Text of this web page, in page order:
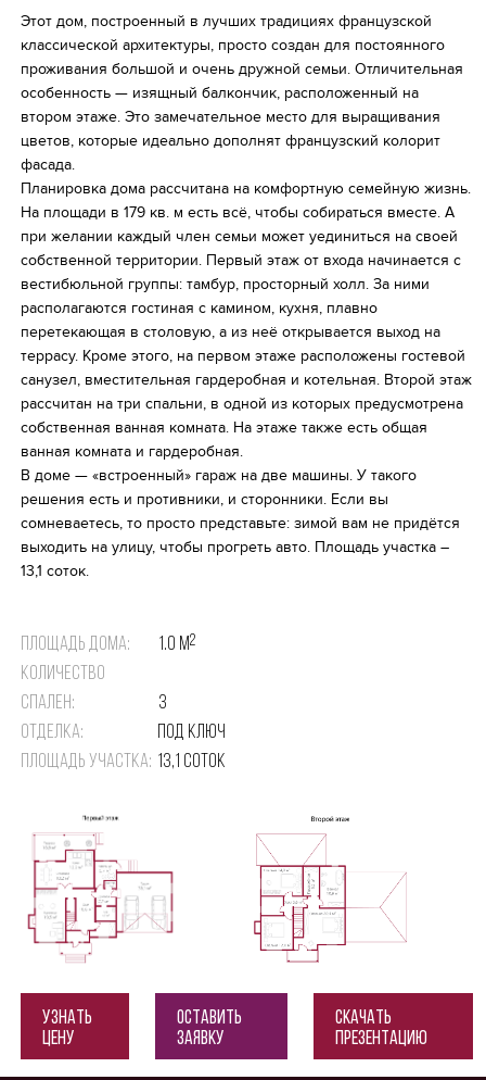
Избранное
Этот дом, построенный в лучших традициях французской
классической архитектуры, просто создан для постоянного
проживания большой и очень дружной семьи. Отличительная
особенность — изящный балкончик, расположенный на
втором этаже. Это замечательное место для выращивания
цветов, которые идеально дополнят французский колорит
фасада.
Планировка дома рассчитана на комфортную семейную жизнь.
На площади в 179 кв. м есть всё, чтобы собираться вместе. А
при желании каждый член семьи может уединиться на своей
собственной территории. Первый этаж от входа начинается с
вестибюльной группы: тамбур, просторный холл. За ними
располагаются гостиная с камином, кухня, плавно
перетекающая в столовую, а из неё открывается выход на
террасу. Кроме этого, на первом этаже расположены гостевой
санузел, вместительная гардеробная и котельная. Второй этаж
рассчитан на три спальни, в одной из которых предусмотрена
собственная ванная комната. На этаже также есть общая
ванная комната и гардеробная.
В доме — «встроенный» гараж на две машины. У такого
решения есть и противники, и сторонники. Если вы
сомневаетесь, то просто представьте: зимой вам не придётся
выходить на улицу, чтобы прогреть авто. Площадь участка –
13,1 соток.
Площадь дома: 1.0 м2
Количество
спален:
3
Отделка:
Под ключ
Площадь участка: 13,1 соток
Узнать
цену
Оставить
заявку
Скачать
презентацию